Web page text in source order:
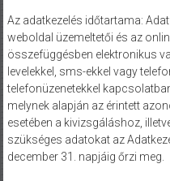
Az adatkezelés időtartama:
weboldal üzemeltetői és az
összefüggésben elektronikus
levelekkel, sms-ekkel vagy
telefonüzenetekkel
melynek alapján az érintett
esetében a kivizsgáláshoz,
szükséges adatokat az
december 31. napjáig őrzi meg.